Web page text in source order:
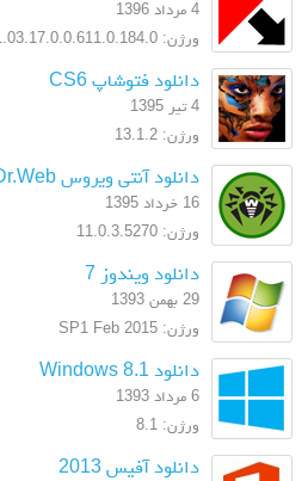
4 مرداد 1396
ورژن: 17.0.0.611.0.184.0.DC.21.03
دانلود فتوشاپ CS6
4 تیر 1395
ورژن: 13.1.2
دانلود آنتی ویروس Dr.Web
16 خرداد 1395
ورژن: 11.0.3.5270
دانلود ویندوز 7
29 بهمن 1393
ورژن: SP1 Feb 2015
دانلود Windows 8.1
6 مرداد 1393
ورژن: 8.1
دانلود آفیس 2013